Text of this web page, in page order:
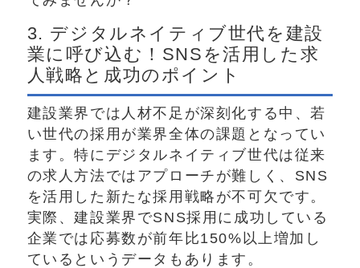
3. デジタルネイティブ世代を建設
業に呼び込む！SNSを活用した求
人戦略と成功のポイント
建設業界では人材不足が深刻化する中、若
い世代の採用が業界全体の課題となってい
ます。特にデジタルネイティブ世代は従来
の求人方法ではアプローチが難しく、SNS
を活用した新たな採用戦略が不可欠です。
実際、建設業界でSNS採用に成功している
企業では応募数が前年比150%以上増加し
ているというデータもあります。